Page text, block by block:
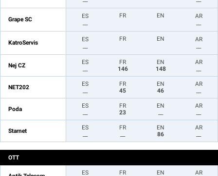
Grape SC
ES
FR EN
AR
KatroServis
ES
FR EN
AR
Nej CZ
ES
FR
146
EN
148
AR
NET202
ES
FR
45
EN
46
AR
Poda
ES
FR
23
EN
AR
Starnet
ES
FR
EN
86
AR
OTT
ES
FR
EN
AR